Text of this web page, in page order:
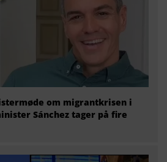
om migrantkrisen i
Sánchez tager på fire